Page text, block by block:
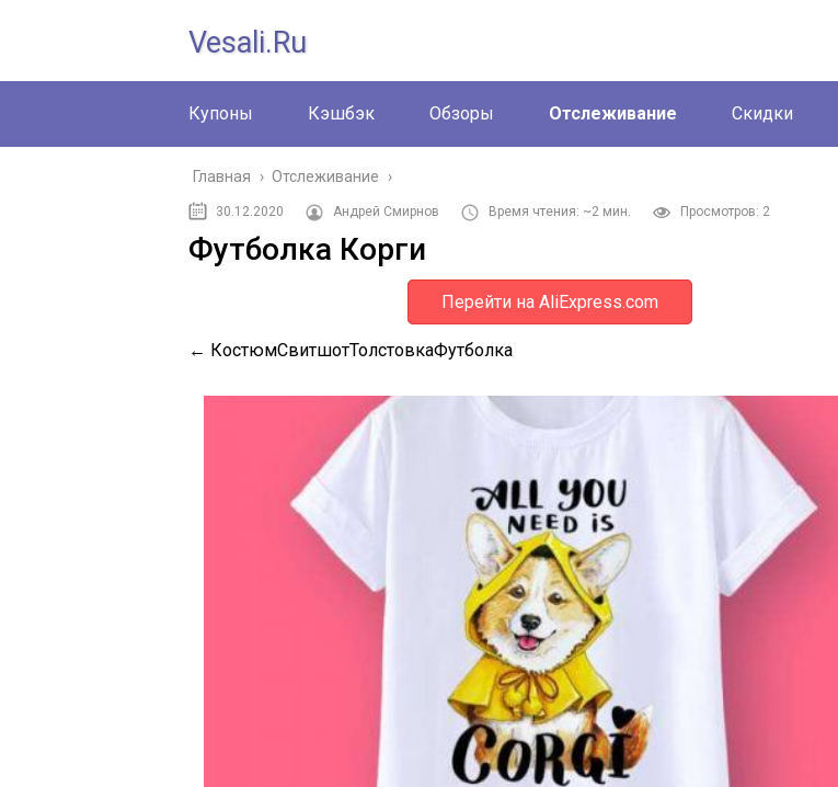
Vesali.ru
Купоны Кэшбэк Обзоры Отслеживание Скидки
Главная › Отслеживание ›
30.12.2020 Андрей Смирнов Время чтения: ~2 мин. Просмотров: 2
Футболка Корги
Перейти на AliExpress.com
← КостюмСвитшотТолстовкаФутболка